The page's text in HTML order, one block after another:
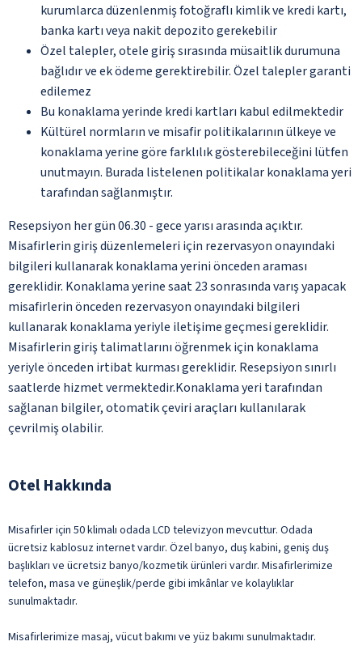
kurumlarca düzenlenmiş fotoğraflı kimlik ve kredi kartı,
banka kartı veya nakit depozito gerekebilir
Özel talepler, otele giriş sırasında müsaitlik durumuna
bağlıdır ve ek ödeme gerektirebilir. Özel talepler garanti
edilemez
Bu konaklama yerinde kredi kartları kabul edilmektedir
Kültürel normların ve misafir politikalarının ülkeye ve
konaklama yerine göre farklılık gösterebileceğini lütfen
unutmayın. Burada listelenen politikalar konaklama yeri
tarafından sağlanmıştır.
Resepsiyon her gün 06.30 - gece yarısı arasında açıktır.
Misafirlerin giriş düzenlemeleri için rezervasyon onayındaki
bilgileri kullanarak konaklama yerini önceden araması
gereklidir. Konaklama yerine saat 23 sonrasında varış yapacak
misafirlerin önceden rezervasyon onayındaki bilgileri
kullanarak konaklama yeriyle iletişime geçmesi gereklidir.
Misafirlerin giriş talimatlarını öğrenmek için konaklama
yeriyle önceden irtibat kurması gereklidir. Resepsiyon sınırlı
saatlerde hizmet vermektedir.Konaklama yeri tarafından
sağlanan bilgiler, otomatik çeviri araçları kullanılarak
çevrilmiş olabilir.
Otel Hakkında
Misafirler için 50 klimalı odada LCD televizyon mevcuttur. Odada
ücretsiz kablosuz internet vardır. Özel banyo, duş kabini, geniş duş
başlıkları ve ücretsiz banyo/kozmetik ürünleri vardır. Misafirlerimize
telefon, masa ve güneşlik/perde gibi imkânlar ve kolaylıklar
sunulmaktadır.
Misafirlerimize masaj, vücut bakımı ve yüz bakımı sunulmaktadır.